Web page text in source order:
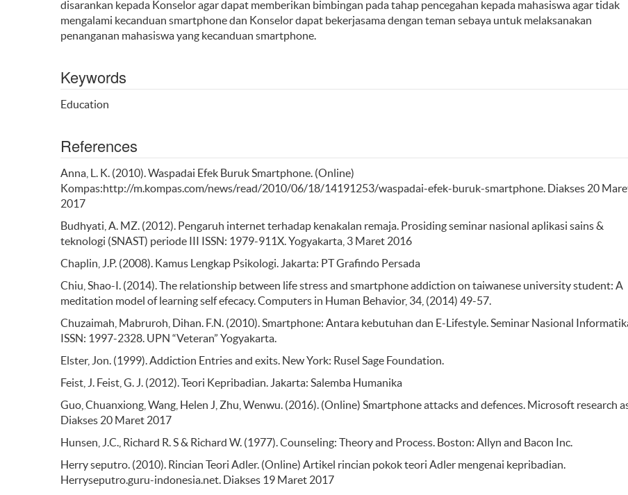
disarankan kepada Konselor agar dapat memberikan bimbingan pada tahap pencegahan kepada mahasiswa agar tidak
mengalami kecanduan smartphone dan Konselor dapat bekerjasama dengan teman sebaya untuk melaksanakan
penanganan mahasiswa yang kecanduan smartphone.
Keywords
Education
References
Anna, L. K. (2010). Waspadai Efek Buruk Smartphone. (Online)
Kompas:http://m.kompas.com/news/read/2010/06/18/14191253/waspadai-efek-buruk-smartphone. Diakses 20
2017
Budhyati, A. MZ. (2012). Pengaruh internet terhadap kenakalan remaja. Prosiding seminar nasional aplikasi sains &
teknologi (SNAST) periode III ISSN: 1979-911X. Yogyakarta, 3 Maret 2016
Chaplin, J.P. (2008). Kamus Lengkap Psikologi. Jakarta: PT Grafindo Persada
Chiu, Shao-I. (2014). The relationship between life stress and smartphone addiction on taiwanese university student: A
meditation model of learning self efecacy. Computers in Human Behavior, 34, (2014) 49-57.
Chuzaimah, Mabruroh, Dihan. F.N. (2010). Smartphone: Antara kebutuhan dan E-Lifestyle. Seminar Nasional
ISSN: 1997-2328. UPN “Veteran” Yogyakarta.
Elster, Jon. (1999). Addiction Entries and exits. New York: Rusel Sage Foundation.
Feist, J. Feist, G. J. (2012). Teori Kepribadian. Jakarta: Salemba Humanika
Guo, Chuanxiong, Wang, Helen J, Zhu, Wenwu. (2016). (Online) Smartphone attacks and defences. Microsoft research
Diakses 20 Maret 2017
Hunsen, J.C., Richard R. S & Richard W. (1977). Counseling: Theory and Process. Boston: Allyn and Bacon Inc.
Herry seputro. (2010). Rincian Teori Adler. (Online) Artikel rincian pokok teori Adler mengenai kepribadian.
Herryseputro.guru-indonesia.net. Diakses 19 Maret 2017